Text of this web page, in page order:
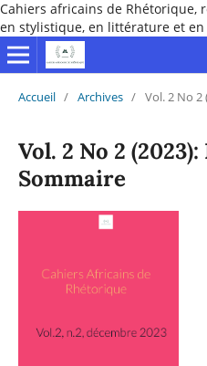
Cahiers africains de Rhétorique,
en stylistique, en littérature et
Accueil / Archives / Vol. 2 No
Vol. 2 No 2
Sommaire